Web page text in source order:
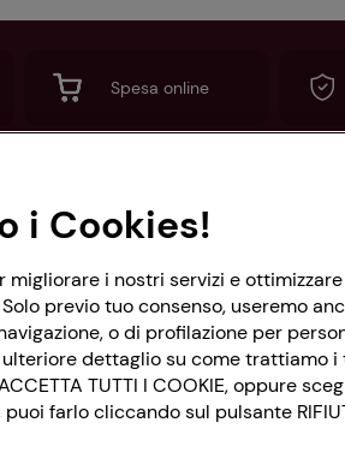
Spesa online
Imprese
i Cookies!
migliorare i nostri servizi e
previo tuo consenso, useremo
o di profilazione per
ulteriore dettaglio su come trattiamo
TUTTI I COOKIE, oppure
farlo cliccando sul pulsante